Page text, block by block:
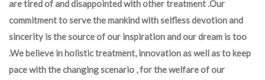
are tired of and disappointed with other treatment .Our
commitment to serve the mankind with selfless devotion and
sincerity is the source of our inspiration and our dream is too
.We believe in holistic treatment, innovation as well as to keep
pace with the changing scenario , for the welfare of our